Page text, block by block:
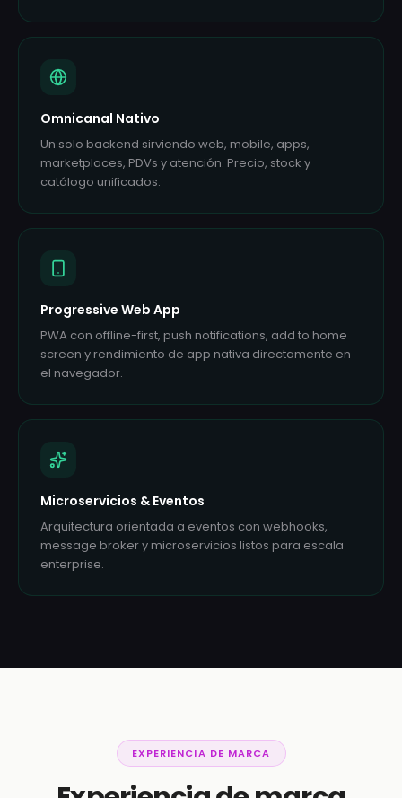
Omnicanal Nativo
Un solo backend sirviendo web, mobile, apps,
marketplaces, PDVs y atención. Precio, stock y
catálogo unificados.
Progressive Web App
PWA con offline-first, push notifications, add to home
screen y rendimiento de app nativa directamente en
el navegador.
Microservicios & Eventos
Arquitectura orientada a eventos con webhooks,
message broker y microservicios listos para escala
enterprise.
EXPERIENCIA DE MARCA